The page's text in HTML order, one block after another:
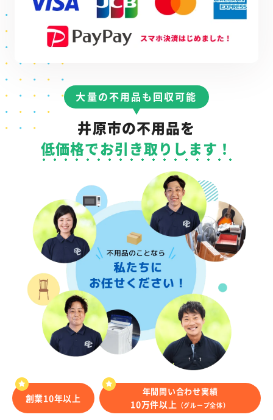
大量の不用品も回収可能
井原市の不用品を
低価格でお引き取りします！
創業10年以上
年間問い合わせ実績
10万件以上 （グループ全体）